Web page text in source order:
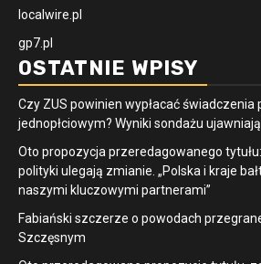
localwire.pl
gp7.pl
OSTATNIE WPISY
Czy ZUS powinien wypłacać świadczenia
jednopłciowym? Wyniki sondażu
Oto propozycja przeredagowanego
polityki ulegają zmianie. „Polska i kraje
naszymi kluczowymi partnerami”
Fabiański szczerze o powodach
Szczęsnym